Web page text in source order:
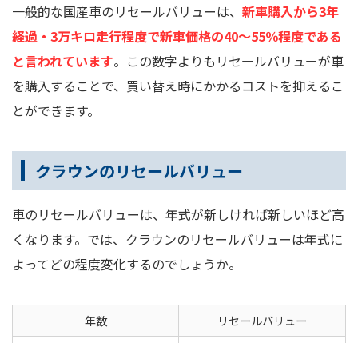
一般的な国産車のリセールバリューは、 新車購入から3年
経過・3万キロ走行程度で新車価格の40～55％程度である
と言われています。この数字よりもリセールバリューが車
を購入することで、買い替え時にかかるコストを抑えるこ
とができます。
クラウンのリセールバリュー
車のリセールバリューは、年式が新しければ新しいほど高
くなります。では、クラウンのリセールバリューは年式に
よってどの程度変化するのでしょうか。
年数 リセールバリュー